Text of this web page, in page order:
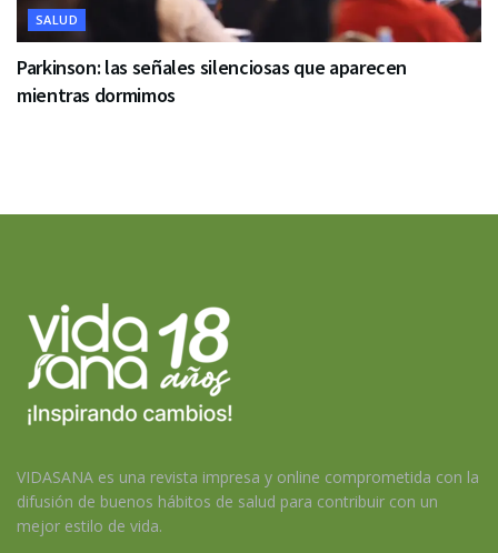
SALUD
Parkinson: las señales silenciosas que aparecen
mientras dormimos
VIDASANA es una revista impresa y online comprometida con la
difusión de buenos hábitos de salud para contribuir con un
mejor estilo de vida.